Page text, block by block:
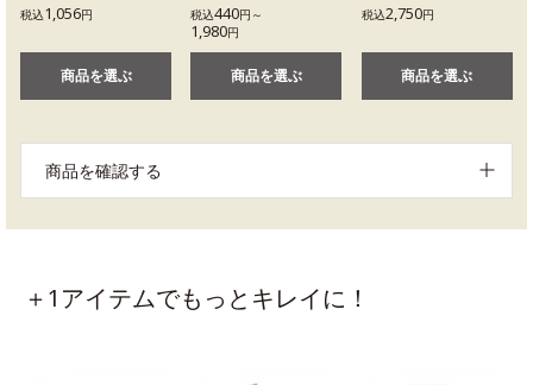
税込1,056円
商品を選ぶ
税込440円～
1,980円
商品を選ぶ
税込2,750円
商品を選ぶ
商品を確認する
＋1アイテムでもっとキレイに！